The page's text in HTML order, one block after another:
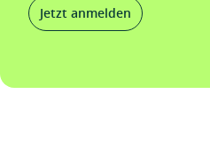
Jetzt anmelden